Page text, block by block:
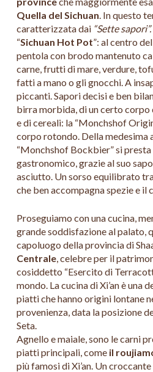
Quella del Sichuan. In questo
caratterizzata dai “Sette sapori”.
“Sichuan Hot Pot”: al centro
pentola con brodo mantenuto
carne, frutti di mare, verdure,
fatti a mano o gli gnocchi. A
piccanti. Sapori decisi e ben
birra morbida, di un certo
e di cereali: la “Monchshof
corpo rotondo. Della medesima
“Monchshof Bockbier” si
gastronomico, grazie al suo
asciutto. Un sorso equilibrato
che ben accompagna spezie e il
Proseguiamo con una cucina,
grande soddisfazione al palato,
capoluogo della provincia di
Centrale, celebre per il
cosiddetto “Esercito di
mondo. La cucina di Xi’an è una
piatti che hanno origini lontane
provenienza, data la posizione
Seta.
Agnello e maiale, sono le carni
piatti principali, come il
più famosi di Xi’an. Un